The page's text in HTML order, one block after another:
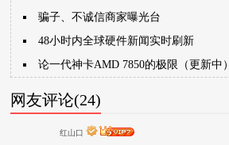
骗子、不诚信商家曝光台
48小时内全球硬件新闻实时刷新
论一代神卡AMD 7850的极限（更新中）
网友评论(24)
红山口